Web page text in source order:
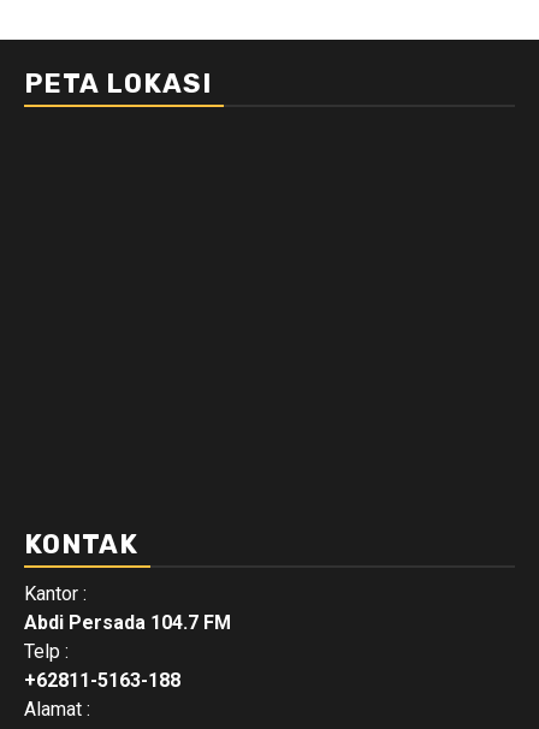
PETA LOKASI
KONTAK
Kantor :
Abdi Persada 104.7 FM
Telp :
+62811-5163-188
Alamat :